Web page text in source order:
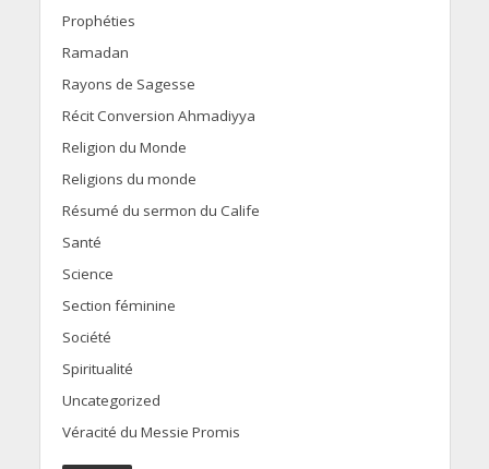
Prophéties
Ramadan
Rayons de Sagesse
Récit Conversion Ahmadiyya
Religion du Monde
Religions du monde
Résumé du sermon du Calife
Santé
Science
Section féminine
Société
Spiritualité
Uncategorized
Véracité du Messie Promis